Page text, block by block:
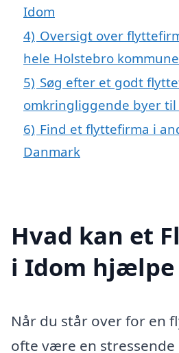
Idom
4) Oversigt over
hele Holstebro kommune
5) Søg efter et godt
omkringliggende byer til
6) Find et flyttefirma i
Danmark
Hvad kan et
i Idom hjælpe
Når du står over for en
ofte være en stressende